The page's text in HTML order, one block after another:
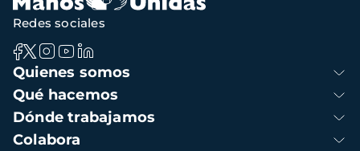
Navegación
principal
Quienes somos
Qué hacemos
Dónde trabajamos
Colabora
Redes sociales